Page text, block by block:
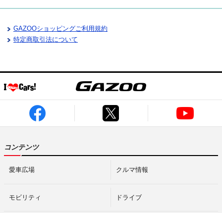
GAZOOショッピングご利用規約
特定商取引法について
コンテンツ
愛車広場 クルマ情報
モビリティ ドライブ